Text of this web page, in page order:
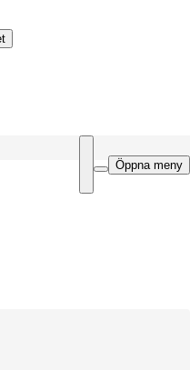
Öppna meny
exkl. moms